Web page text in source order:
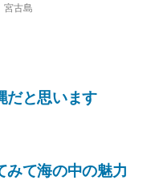
宮古島
みて海の中の魅力
だと思います